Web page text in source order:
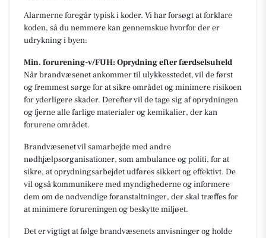
Alarmerne foregår typisk i koder. Vi har forsøgt at forklare
koden, så du nemmere kan gennemskue hvorfor der er
udrykning i byen:
Min. forurening-v/FUH: Oprydning efter færdselsuheld
Når brandvæsenet ankommer til ulykkesstedet, vil de først
og fremmest sørge for at sikre området og minimere risikoen
for yderligere skader. Derefter vil de tage sig af oprydningen
og fjerne alle farlige materialer og kemikalier, der kan
forurene området.
Brandvæsenet vil samarbejde med andre
nødhjælpsorganisationer, som ambulance og politi, for at
sikre, at oprydningsarbejdet udføres sikkert og effektivt. De
vil også kommunikere med myndighederne og informere
dem om de nødvendige foranstaltninger, der skal træffes for
at minimere forureningen og beskytte miljøet.
Det er vigtigt at følge brandvæsenets anvisninger og holde